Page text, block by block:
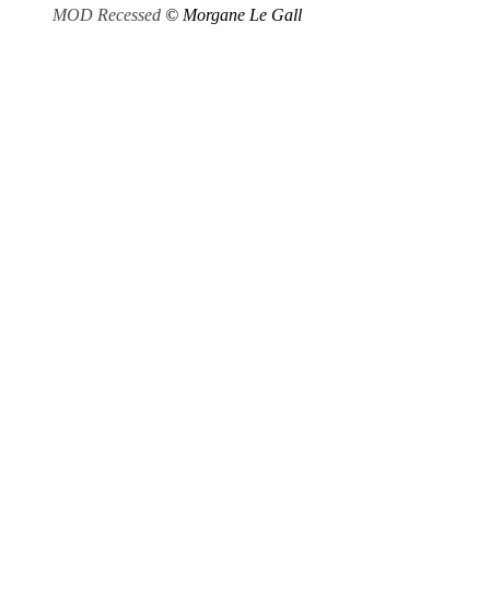
MOD Recessed © Morgane Le Gall